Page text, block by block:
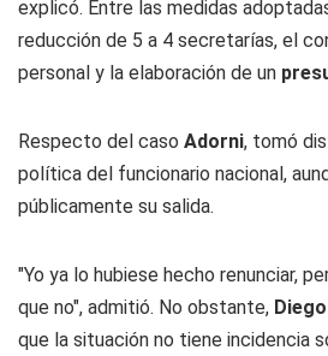
explicó. Entre las medidas
reducción de 5 a 4 secretarías, el
personal y la elaboración de un
Respecto del caso Adorni, tomó
política del funcionario nacional,
públicamente su salida.
"Yo ya lo hubiese hecho renunciar,
que no", admitió. No obstante,
que la situación no tiene incidencia